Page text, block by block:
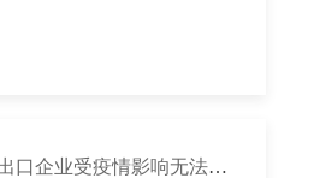
国家税务总局甘肃省税务局 热点问答 问：出口企业受疫情影响无法收汇，但已取得出口信用保险赔款，能否办理出口退税？